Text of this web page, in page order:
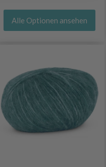
Alle Optionen ansehen